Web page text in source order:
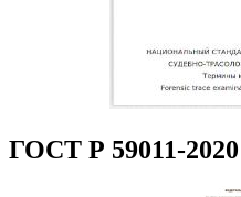
ГОСТ Р 59011-2020